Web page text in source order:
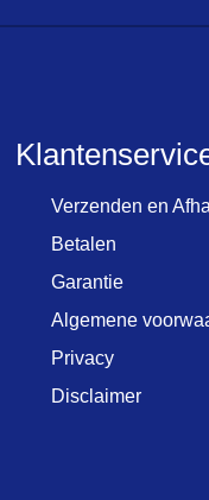
Verzenden en
Betalen
Garantie
Algemene
Privacy
Disclaimer